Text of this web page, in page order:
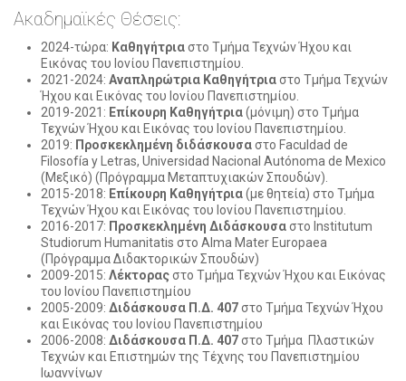
Ακαδημαϊκές Θέσεις:
2024-τώρα: Καθηγήτριαστο Τμήμα Τεχνών Ήχου και
Εικόνας του Ιονίου Πανεπιστημίου.
2021-2024: Αναπληρώτρια Καθηγήτριαστο Τμήμα Τεχνών
Ήχου και Εικόνας του Ιονίου Πανεπιστημίου.
2019-2021: Επίκουρη Καθηγήτρια(μόνιμη) στο Τμήμα
Τεχνών Ήχου και Εικόνας του Ιονίου Πανεπιστημίου.
2019: Προσκεκλημένη διδάσκουσαστο Faculdad de
Filosofía y Letras, Universidad Nacional Autónoma de Mexico
(Μεξικό) (Πρόγραμμα Μεταπτυχιακών Σπουδών).
2015-2018: Επίκουρη Καθηγήτρια(με θητεία) στο Τμήμα
Τεχνών Ήχου και Εικόνας του Ιονίου Πανεπιστημίου.
2016-2017: Προσκεκλημένη Διδάσκουσαστο Institutum
Studiorum Humanitatis στο Alma Mater Europaea
(Πρόγραμμα Διδακτορικών Σπουδών)
2009-2015: Λέκτοραςστο Τμήμα Τεχνών Ήχου και Εικόνας
του Ιονίου Πανεπιστημίου
2005-2009: Διδάσκουσα Π.Δ. 407στο Τμήμα Τεχνών Ήχου
και Εικόνας του Ιονίου Πανεπιστημίου
2006-2008: Διδάσκουσα Π.Δ. 407στο Τμήμα Πλαστικών
Τεχνών και Επιστημών της Τέχνης του Πανεπιστημίου
Ιωαννίνων